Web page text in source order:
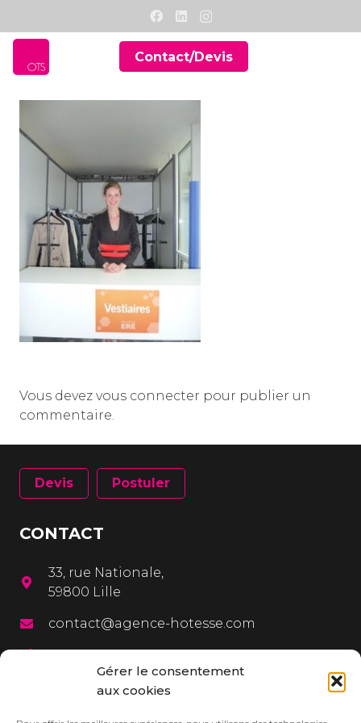
Gérer le consentement
aux cookies
Contact/Devis
Vous devez vous connecter pour publier un
commentaire.
Devis Postuler
CONTACT
33, rue Nationale,
59800 Lille
contact@agence-hotesse.com
03 20 12 72 65
06 67 92 99 72